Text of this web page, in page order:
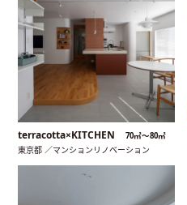
terracotta×KITCHEN 70㎡〜80㎡
東京都 ／マンションリノベーション